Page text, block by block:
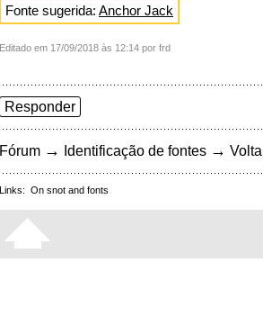
Fonte sugerida: Anchor Jack
Editado em 17/09/2018 às 12:14 por frd
Responder
Fórum → Identificação de fontes →
Links: On snot and fonts